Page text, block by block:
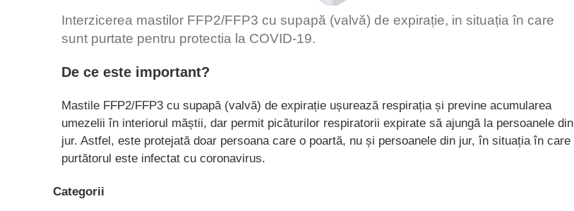
Interzicerea mastilor FFP2/FFP3 cu supapă (valvă) de expirație, in situația în care
sunt purtate pentru protectia la COVID-19.
De ce este important?
Mastile FFP2/FFP3 cu supapă (valvă) de expirație ușurează respirația și previne acumularea
umezelii în interiorul măștii, dar permit picăturilor respiratorii expirate să ajungă la persoanele din
jur. Astfel, este protejată doar persoana care o poartă, nu și persoanele din jur, în situația în care
purtătorul este infectat cu coronavirus.
Categorii